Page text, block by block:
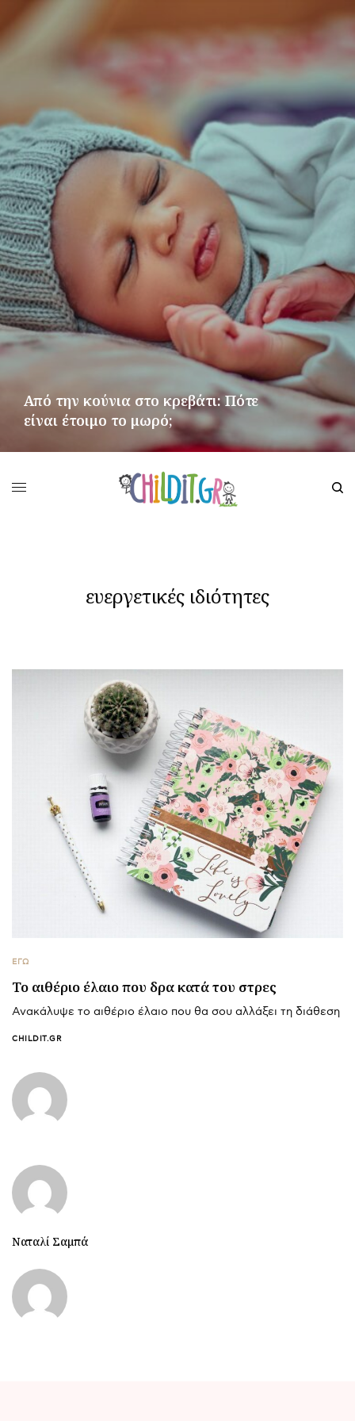
Από την κούνια στο κρεβάτι: Πότε
είναι έτοιμο το μωρό;
ευεργετικές ιδιότητες
ΕΓΩ
To αιθέριο έλαιο που δρα κατά του στρες
Ανακάλυψε το αιθέριο έλαιο που θα σου αλλάξει τη διάθεση
CHILDIT.GR
Ναταλί Σαμπά